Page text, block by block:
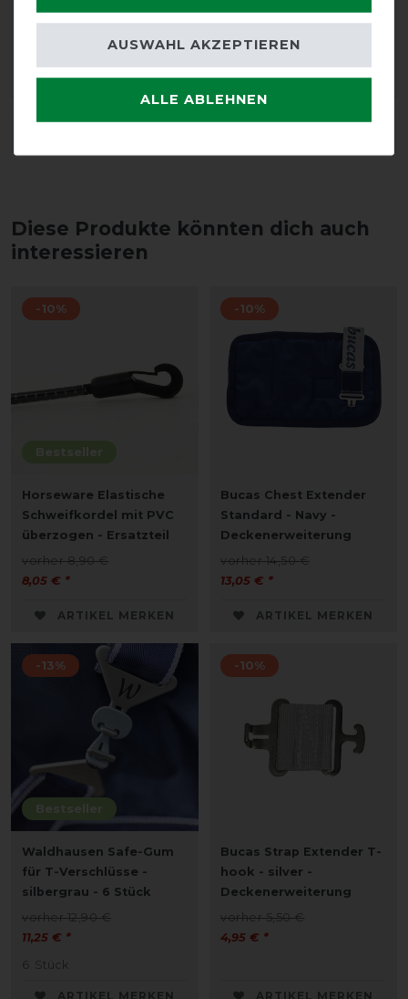
Diese Produkte könnten dich auch
interessieren
Bestseller
-10%
Horseware Elastische
Schweifkordel mit PVC
überzogen - Ersatzteil
vorher 8,90 €
8,05 € *
ARTIKEL MERKEN
-10%
Bucas Chest Extender
Standard - Navy -
Deckenerweiterung
vorher 14,50 €
13,05 € *
ARTIKEL MERKEN
Bestseller
-13%
Waldhausen Safe-Gum
für T-Verschlüsse -
silbergrau - 6 Stück
vorher 12,90 €
11,25 € *
6 Stück
ARTIKEL MERKEN
-10%
Bucas Strap Extender T-
hook - silver -
Deckenerweiterung
vorher 5,50 €
4,95 € *
ARTIKEL MERKEN
ALLE ABLEHNEN
AUSWAHL AKZEPTIEREN